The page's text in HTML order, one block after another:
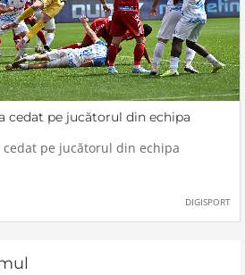
cedat pe jucătorul din echipa
pe jucătorul din echipa
DIGISPORT